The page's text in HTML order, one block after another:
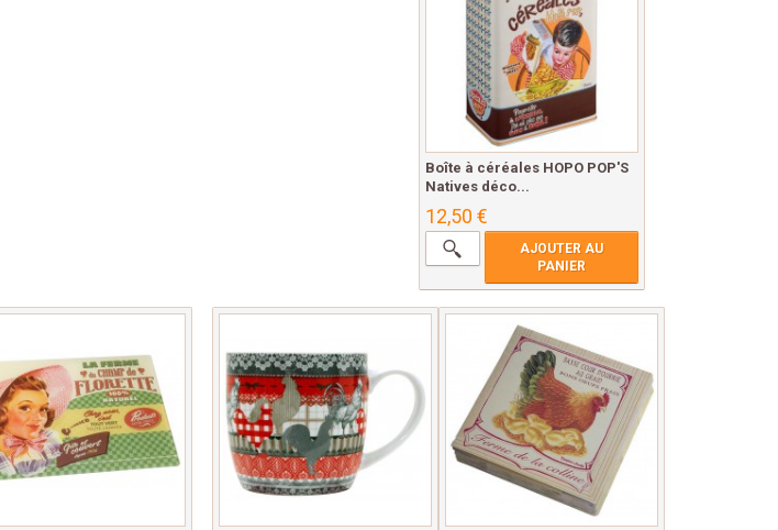
Boîte à céréales HOPO POP'S
Natives déco...
12,50 €
AJOUTER AU
PANIER